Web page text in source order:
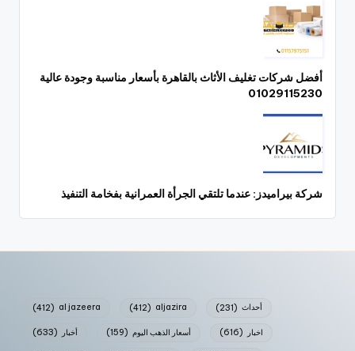
أفضل شركات تغليف الأثاث بالقاهرة بأسعار مناسبة وجودة عالية
01029115230
شركة بيراميدز: عندما تلتقي الجرأة العمرانية بفخامة التنفيذ
al jazeera
(412) aljazira
(412) أحداث (231)
أخبار (633) أسعار الذهب اليوم (159) اخبار (616)